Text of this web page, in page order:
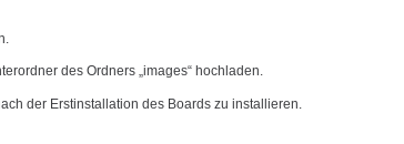
des Ordners „images“ hochladen.
der Erstinstallation des Boards zu installieren.